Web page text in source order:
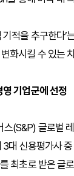
적을 추구한다
화시킬 수 있는
기업군에 선정
(S&P) 글로벌
대 신용평가사
최초로 받은 글